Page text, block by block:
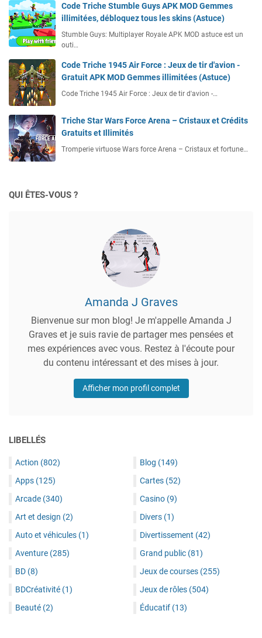
Code Triche Stumble Guys APK MOD Gemmes
illimitées, débloquez tous les skins (Astuce)
Stumble Guys: Multiplayer Royale APK MOD astuce est un
outi…
Code Triche 1945 Air Force : Jeux de tir d'avion -
Gratuit APK MOD Gemmes illimitées (Astuce)
Code Triche 1945 Air Force : Jeux de tir d'avion -…
Triche Star Wars Force Arena – Cristaux et Crédits
Gratuits et Illimités
Tromperie virtuose Wars force Arena – Cristaux et fortune…
QUI ÊTES-VOUS ?
Amanda J Graves
Bienvenue sur mon blog! Je m'appelle Amanda J
Graves et je suis ravie de partager mes pensées et
mes expériences avec vous. Restez à l'écoute pour
du contenu intéressant et des mises à jour.
Afficher mon profil complet
LIBELLÉS
Action (802)
Apps (125)
Arcade (340)
Art et design (2)
Auto et véhicules (1)
Aventure (285)
BD (8)
BDCréativité (1)
Beauté (2)
Blog (149)
Cartes (52)
Casino (9)
Divers (1)
Divertissement (42)
Grand public (81)
Jeux de courses (255)
Jeux de rôles (504)
Éducatif (13)